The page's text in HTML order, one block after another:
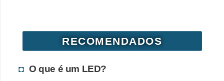
RECOMENDADOS
O que é um LED?